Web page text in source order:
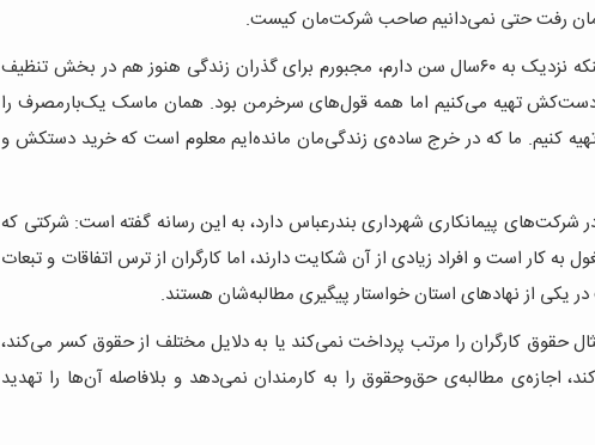
رفت حتی نمی‌دانیم صاحب شرکت‌مان کیست.
با اینکه نزدیک به ۶۰سال سن دارم، مجبورم برای گذران زندگی هنوز هم در بخش تنظیف
و دست‌کش تهیه می‌کنیم اما همه قول‌های سرخرمن بود. همان ماسک یک‌بارمصرف را
کنیم. ما که در خرج ساده‌ی زندگی‌مان مانده‌ایم معلوم است که خرید دستکش و
شرکت‌های پیمانکاری شهرداری بندرعباس دارد، به این رسانه گفته است: شرکتی که
است و افراد زیادی از آن شکایت دارند، اما کارگران از ترس اتفاقات و تبعات
از نهادهای استان خواستار پیگیری مطالبه‌شان هستند.
حقوق کارگران را مرتب پرداخت نمی‌کند یا به دلایل مختلف از حقوق کسر می‌کند،
اجازه‌ی مطالبه‌ی حق‌وحقوق را به کارمندان نمی‌دهد و بلافاصله آن‌ها را تهدید